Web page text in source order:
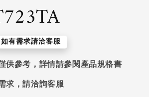
如有需求請洽客服
供參考，詳情請參閱產品規格書
求，請洽詢客服